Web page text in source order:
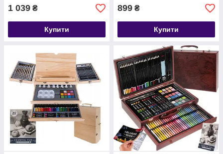
1 039 ₴
Купити
899 ₴
Купити